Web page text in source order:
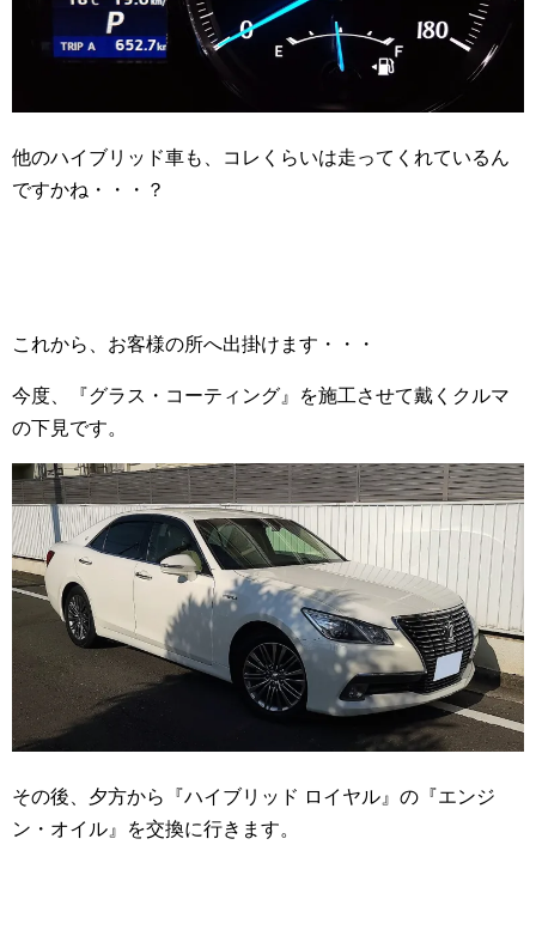
他のハイブリッド車も、コレくらいは走ってくれているん
ですかね・・・？
これから、お客様の所へ出掛けます・・・
今度、『グラス・コーティング』を施工させて戴くクルマ
の下見です。
その後、夕方から『ハイブリッド ロイヤル』の『エンジ
ン・オイル』を交換に行きます。